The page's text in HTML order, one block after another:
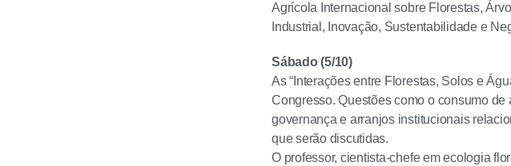
Agrícola Internacional sobre Florestas,
Industrial, Inovação, Sustentabilidade e
Sábado (5/10)
As “Interações entre Florestas, Solos e
Congresso. Questões como o consumo
governança e arranjos institucionais
que serão discutidas.
O professor, cientista-chefe em ecologia